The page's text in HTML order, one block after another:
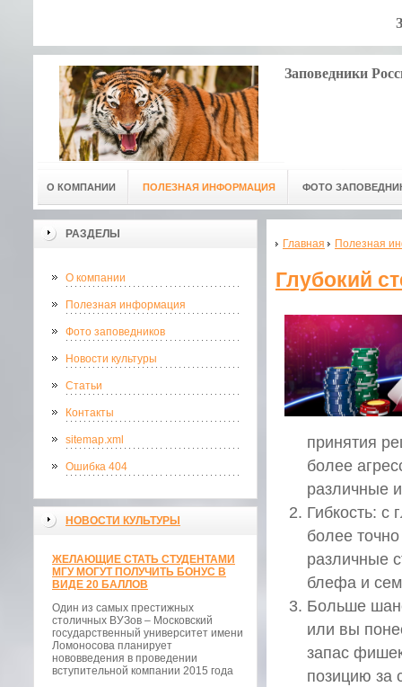
Заповедники
О КОМПАНИИ ПОЛЕЗНАЯ ИНФОРМАЦИЯ ФОТО
РАЗДЕЛЫ
О компании
Полезная информация
Фото заповедников
Новости культуры
Статьи
Контакты
sitemap.xml
Ошибка 404
НОВОСТИ КУЛЬТУРЫ
ЖЕЛАЮЩИЕ СТАТЬ СТУДЕНТАМИ
МГУ МОГУТ ПОЛУЧИТЬ БОНУС В
ВИДЕ 20 БАЛЛОВ
Один из самых престижных
столичных ВУЗов – Московский
государственный университет имени
Ломоносова планирует
нововведения в проведении
вступительной компании 2015 года
Главная Полезная
Глубокий
принятия
более
различные
Гибкость: с
более
различные
блефа и
Больше
или вы
запас
позицию за